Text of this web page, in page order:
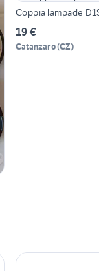
Coppia lampade
19 €
Catanzaro(CZ)